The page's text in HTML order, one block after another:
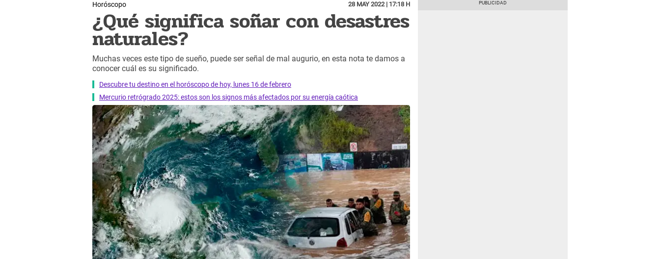
Horóscopo 28 MAY 2022 | 17:18 H
¿Qué significa soñar con desastres
naturales?
Muchas veces este tipo de sueño, puede ser señal de mal augurio, en esta nota te damos a
conocer cuál es su significado.
Descubre tu destino en el horóscopo de hoy, lunes 16 de febrero
Mercurio retrógrado 2025: estos son los signos más afectados por su energía caótica